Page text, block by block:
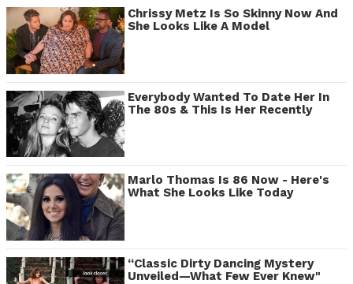
Chrissy Metz Is So Skinny Now And
She Looks Like A Model
Everybody Wanted To Date Her In
The 80s & This Is Her Recently
Marlo Thomas Is 86 Now - Here's
What She Looks Like Today
“Classic Dirty Dancing Mystery
Unveiled—What Few Ever Knew"